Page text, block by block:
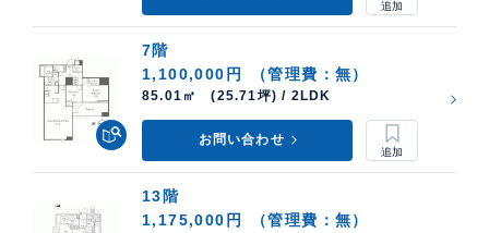
7階
1,100,000円
（管理費：無）
85.01㎡ (25.71坪) / 2LDK
お問い合わせ
13階
1,175,000円
（管理費：無）